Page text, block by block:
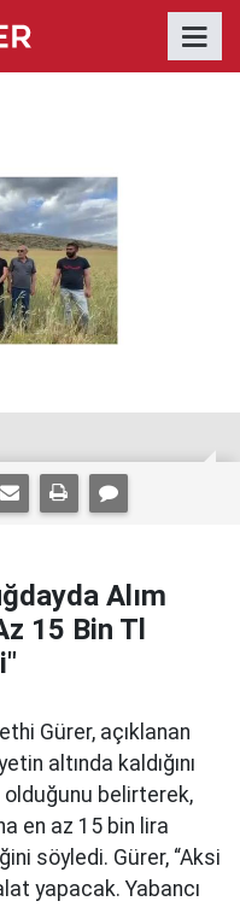
Alım
15 Bin Tl
Gürer, açıklanan
altında kaldığını
belirterek,
en az 15 bin lira
söyledi. Gürer, “Aksi
yapacak. Yabancı